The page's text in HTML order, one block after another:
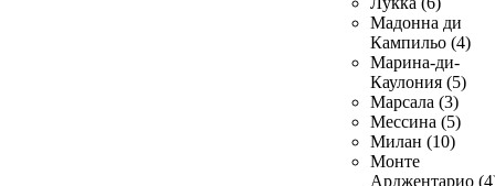
Мадонна ди
Кампильо (4)
Марина-ди-
Каулония (5)
Марсала (3)
Мессина (5)
Милан (10)
Монте
Арджентарио